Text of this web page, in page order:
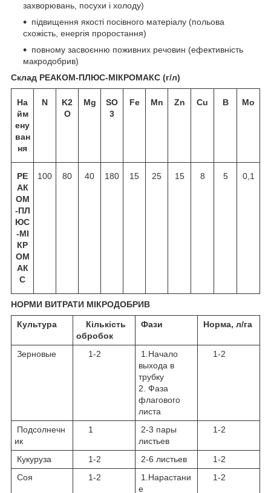
захворювань, посухи і холоду)
підвищення якості посівного матеріалу (польова
схожість, енергія проростання)
повному засвоєнню поживних речовин (ефективність
макродобрив)
Склад РЕАКОМ-ПЛЮС-МІКРОМАКС (г/л)
На
йм
ену
ван
ня
N K2
O
Mg
SO
3
Fe Mn Zn Cu В Mo
РЕ
АК
ОМ
-ПЛ
ЮС
-МІ
КР
ОМ
АК
С
100 80 40 180 15 25 15 8 5 0,1
НОРМИ ВИТРАТИ МІКРОДОБРИВ
Культура
Кількість
обробок
Фази Норма, л/га
Зерновые 1-2
1.Начало
выхода в
трубку
2. Фаза
флагового
листа
1-2
Подсолнечн
ик
1
2-3 пары
листьев
1-2
Кукуруза 1-2 2-6 листьев
1-2
Соя
1-2
1.Нарастани
е
1-2